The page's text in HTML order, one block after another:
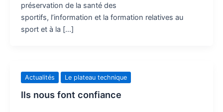
préservation de la santé des
sportifs, l’information et la formation relatives au
sport et à la […]
Actualités Le plateau technique
Ils nous font confiance